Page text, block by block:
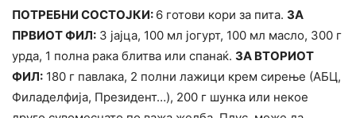
ПОТРЕБНИ СОСТОЈКИ: 6 готови кори за пита. ЗА
ПРВИОТ ФИЛ: 3 јајца, 100 мл јогурт, 100 мл масло, 300 г
урда, 1 полна рака блитва или спанаќ. ЗА ВТОРИОТ
ФИЛ: 180 г павлака, 2 полни лажици крем сирење (АБЦ,
Филаделфија, Президент…), 200 г шунка или некое